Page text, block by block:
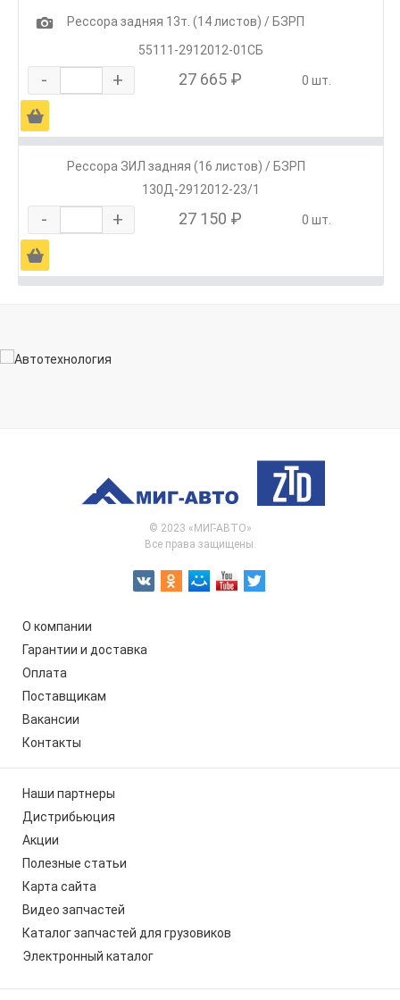
1
Рессора задняя 13т. (14 листов) / БЗРП
55111-2912012-01СБ
- + 27 665 ₽ 0 шт.
Ä
Рессора ЗИЛ задняя (16 листов) / БЗРП
130Д-2912012-23/1
- + 27 150 ₽ 0 шт.
Ä
© 2023 «МИГ-АВТО»
Все права защищены.
О компании
Гарантии и доставка
Оплата
Поставщикам
Вакансии
Контакты
Наши партнеры
Дистрибьюция
Акции
Полезные статьи
Карта сайта
Видео запчастей
Каталог запчастей для грузовиков
Электронный каталог